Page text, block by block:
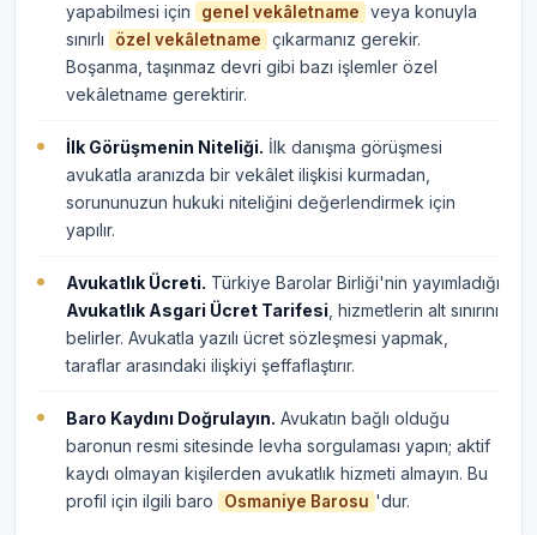
yapabilmesi için
genel vekâletname
veya konuyla
sınırlı
özel vekâletname
çıkarmanız gerekir.
Boşanma, taşınmaz devri gibi bazı işlemler özel
vekâletname gerektirir.
İlk Görüşmenin Niteliği. İlk danışma görüşmesi
avukatla aranızda bir vekâlet ilişkisi kurmadan,
sorununuzun hukuki niteliğini değerlendirmek için
yapılır.
Avukatlık Ücreti. Türkiye Barolar Birliği'nin yayımladığı
Avukatlık Asgari Ücret Tarifesi , hizmetlerin alt sınırını
belirler. Avukatla yazılı ücret sözleşmesi yapmak,
taraflar arasındaki ilişkiyi şeffaflaştırır.
Baro Kaydını Doğrulayın. Avukatın bağlı olduğu
baronun resmi sitesinde levha sorgulaması yapın; aktif
kaydı olmayan kişilerden avukatlık hizmeti almayın. Bu
profil için ilgili baro
Osmaniye Barosu 'dur.